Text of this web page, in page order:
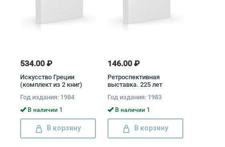
534.00 ₽
Искусство Греции
(комплект из 2 книг)
Год издания: 1984
В наличии 1
В корзину
146.00 ₽
Ретроспективная
выставка. 225 лет
СССР. Каталог (комплект
из 2 книг)
Год издания: 1983
В наличии 1
В корзину